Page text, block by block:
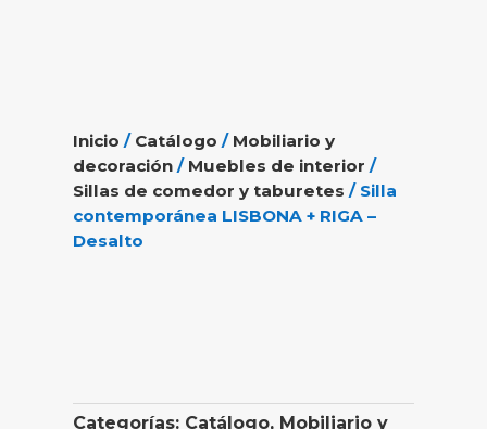
Inicio / Catálogo / Mobiliario y
decoración / Muebles de interior /
Sillas de comedor y taburetes / Silla
contemporánea LISBONA + RIGA –
Desalto
Categorías: Catálogo, Mobiliario y